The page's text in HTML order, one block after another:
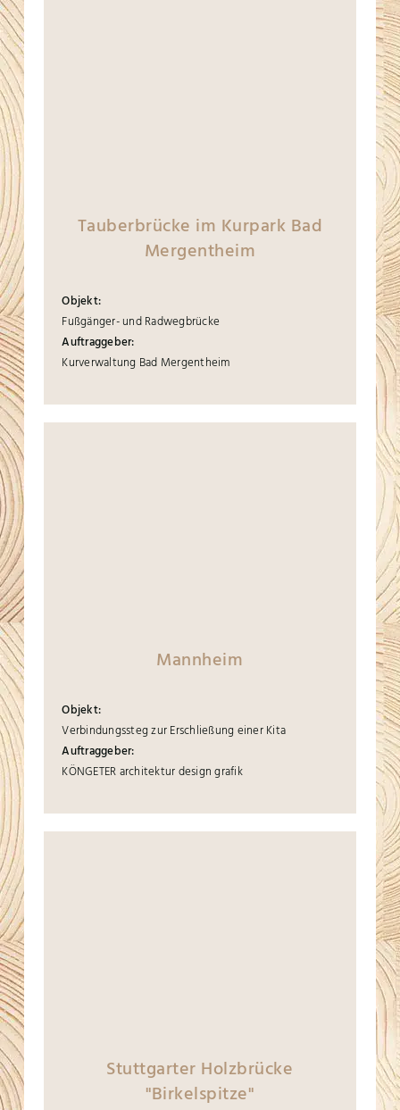
Tauberbrücke im Kurpark Bad
Mergentheim
Objekt:
Fußgänger- und Radwegbrücke
Auftraggeber:
Kurverwaltung Bad Mergentheim
Mannheim
Objekt:
Verbindungssteg zur Erschließung einer Kita
Auftraggeber:
KÖNGETER architektur design grafik
Stuttgarter Holzbrücke
"Birkelspitze"